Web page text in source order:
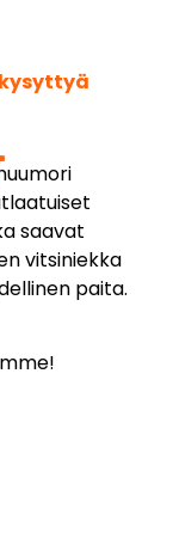
saavat
vitsiniekka
paita.